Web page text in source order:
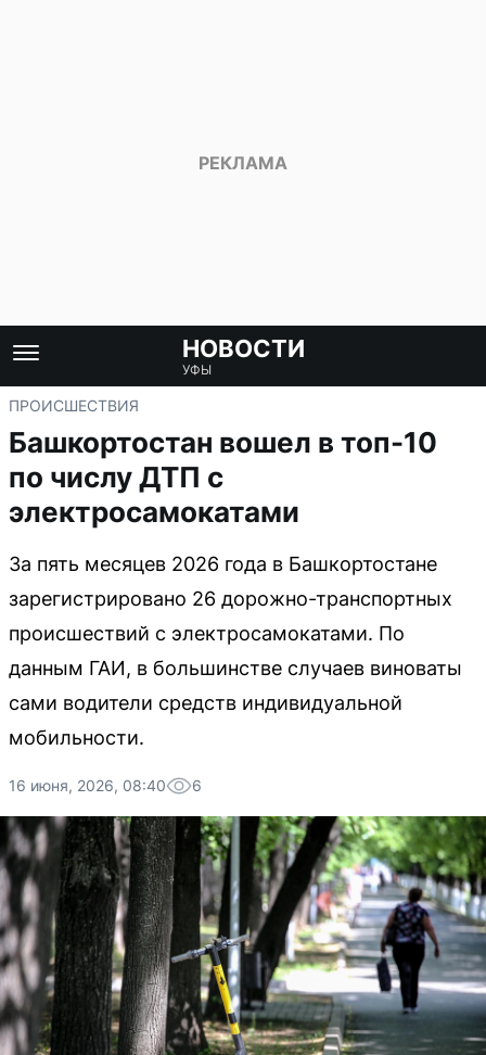
НОВОСТИ
УФЫ
ПРОИСШЕСТВИЯ
Башкортостан вошел в топ-10
по числу ДТП с
электросамокатами
За пять месяцев 2026 года в Башкортостане
зарегистрировано 26 дорожно-транспортных
происшествий с электросамокатами. По
данным ГАИ, в большинстве случаев виноваты
сами водители средств индивидуальной
мобильности.
16 июня, 2026, 08:40 6